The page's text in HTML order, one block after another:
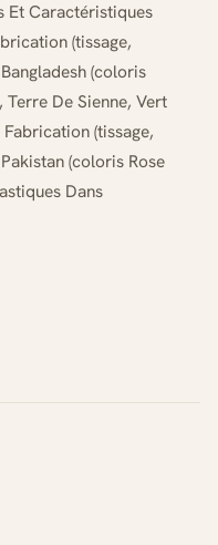
Et Caractéristiques
(tissage,
(coloris
Terre De Sienne, Vert
(tissage,
(coloris Rose
Dans